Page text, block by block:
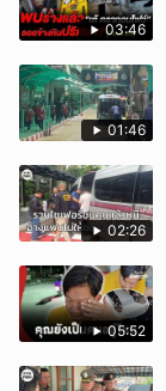
03:46
01:46
02:26
05:52